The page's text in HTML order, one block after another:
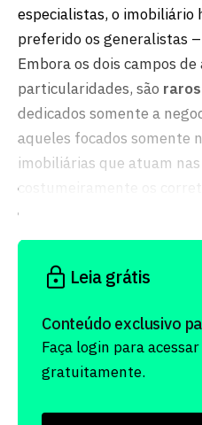
especialistas, o
preferido os generalistas
Embora os dois campos
particularidades, são
dedicados somente a
aqueles focados somente
imobiliárias que atuam
costumeiramente os
executam ambas as tarefas.
Leia grátis
Conteúdo exclusivo
Faça login para
gratuitamente.